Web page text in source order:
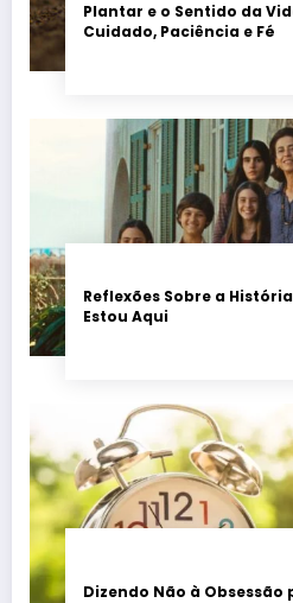
Plantar e o Sentido da
Cuidado, Paciência e Fé
Reflexões Sobre a
Estou Aqui
Dizendo Não à Obsessão